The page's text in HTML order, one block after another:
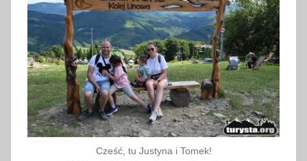
Cześć, tu Justyna i Tomek!